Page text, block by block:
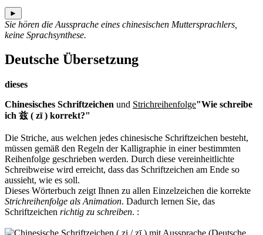
►
Sie hören die Aussprache eines chinesischen Muttersprachlers,
keine Sprachsynthese.
Deutsche Übersetzung
dieses
Chinesisches Schriftzeichen und Strichreihenfolge"Wie schreibe
ich 兹 ( zī ) korrekt?"
Die Striche, aus welchen jedes chinesische Schriftzeichen besteht,
müssen gemäß den Regeln der Kalligraphie in einer bestimmten
Reihenfolge geschrieben werden. Durch diese vereinheitlichte
Schreibweise wird erreicht, dass das Schriftzeichen am Ende so
aussieht, wie es soll.
Dieses Wörterbuch zeigt Ihnen zu allen Einzelzeichen die korrekte
Strichreihenfolge als Animation. Dadurch lernen Sie, das
Schriftzeichen richtig zu schreiben. :